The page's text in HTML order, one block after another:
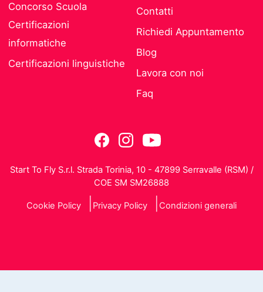
Concorso Scuola
Certificazioni
informatiche
Certificazioni linguistiche
Contatti
Richiedi Appuntamento
Blog
Lavora con noi
Faq
Start To Fly S.r.l. Strada Torinia, 10 - 47899 Serravalle (RSM) /
COE SM SM26888
Cookie Policy Privacy Policy Condizioni generali